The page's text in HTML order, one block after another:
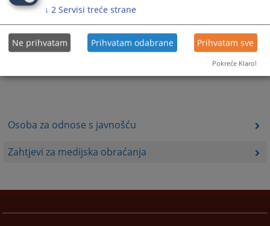
Osoba za odnose s javnošću
Zahtjevi za medijska obraćanja
↓ 2 Servisi treće strane
Ne prihvatam Prihvatam odabrane Prihvatam sve
Pokreće Klaro!